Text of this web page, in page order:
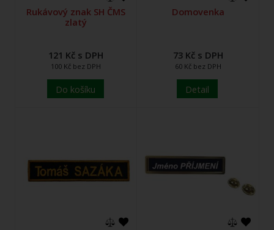
Rukávový znak SH ČMS
zlatý
121 Kč s DPH
100 Kč bez DPH
Do košíku
Domovenka
73 Kč s DPH
60 Kč bez DPH
Detail